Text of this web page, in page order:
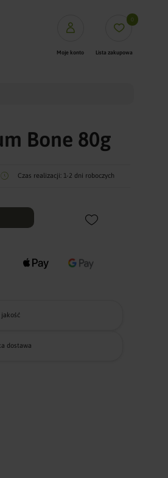
Moje konto
0
Lista zakupowa
Mięsa L
Fineyork saszetki
Dogosy
Gryzaki Naturalne
ColagenPro
Bone 80g
Czas realizacji: 1-2 dni roboczych
jakość
dostawa